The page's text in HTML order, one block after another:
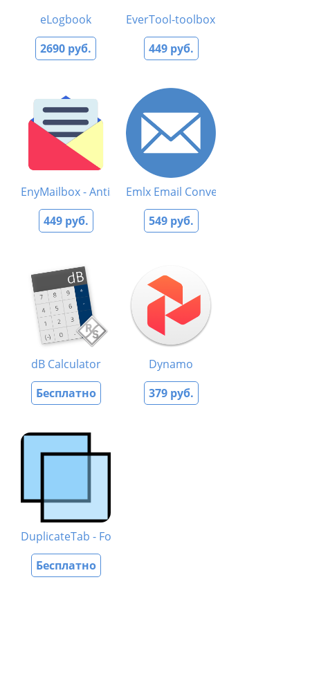
eLogbook
2690 руб.
EverTool-toolbox for Evernote
449 руб.
EnyMailbox - AntiSpam App
449 руб.
Emlx Email Converter
549 руб.
dB Calculator
Бесплатно
Dynamo
379 руб.
DuplicateTab - For Safari
Бесплатно